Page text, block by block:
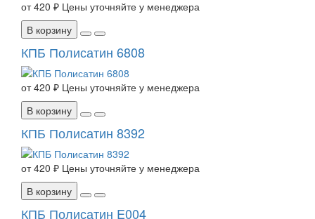
от 420 ₽ Цены уточняйте у менеджера
В корзину
КПБ Полисатин 6808
от 420 ₽ Цены уточняйте у менеджера
В корзину
КПБ Полисатин 8392
от 420 ₽ Цены уточняйте у менеджера
В корзину
КПБ Полисатин E004